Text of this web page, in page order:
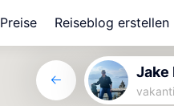
Preise Reiseblog erstellen
Jake